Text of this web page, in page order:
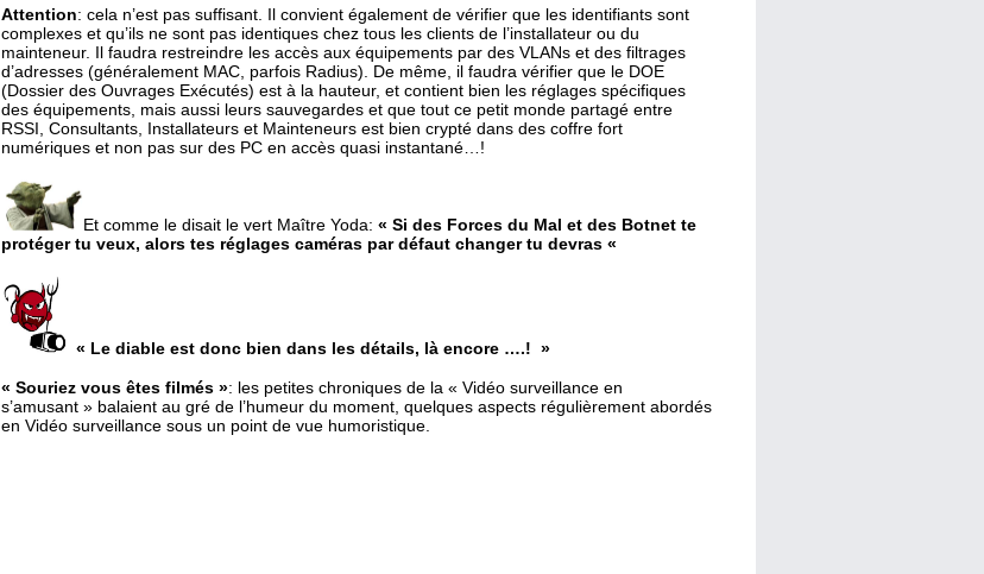
Attention: cela n’est pas suffisant. Il convient également de vérifier que les identifiants sont
complexes et qu’ils ne sont pas identiques chez tous les clients de l’installateur ou du
mainteneur. Il faudra restreindre les accès aux équipements par des VLANs et des filtrages
d’adresses (généralement MAC, parfois Radius). De même, il faudra vérifier que le DOE
(Dossier des Ouvrages Exécutés) est à la hauteur, et contient bien les réglages spécifiques
des équipements, mais aussi leurs sauvegardes et que tout ce petit monde partagé entre
RSSI, Consultants, Installateurs et Mainteneurs est bien crypté dans des coffre fort
numériques et non pas sur des PC en accès quasi instantané…!
Et comme le disait le vert Maître Yoda: « Si des Forces du Mal et des Botnet te
protéger tu veux, alors tes réglages caméras par défaut changer tu devras «
« Le diable est donc bien dans les détails, là encore ….! »
« Souriez vous êtes filmés »: les petites chroniques de la « Vidéo surveillance en
s’amusant » balaient au gré de l’humeur du moment, quelques aspects régulièrement abordés
en Vidéo surveillance sous un point de vue humoristique.